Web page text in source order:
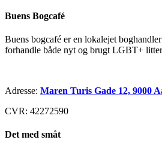
Buens Bogcafé
Buens bogcafé er en lokalejet
forhandle både nyt og brugt LGBT+
Adresse: Maren Turis Gade 12, 9000
CVR: 42272590
Det med småt